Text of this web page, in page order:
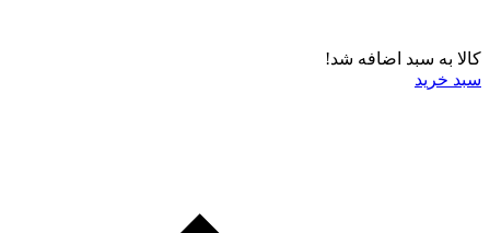
کالا به سبد اضافه شد!
سبد خرید